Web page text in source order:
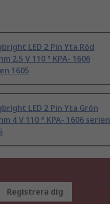
LED 2 Pin Yta Röd
2.5 V 110 ° KPA- 1606
1605
LED 2 Pin Yta Grön
4 V 110 ° KPA- 1606 serien
Registrera dig